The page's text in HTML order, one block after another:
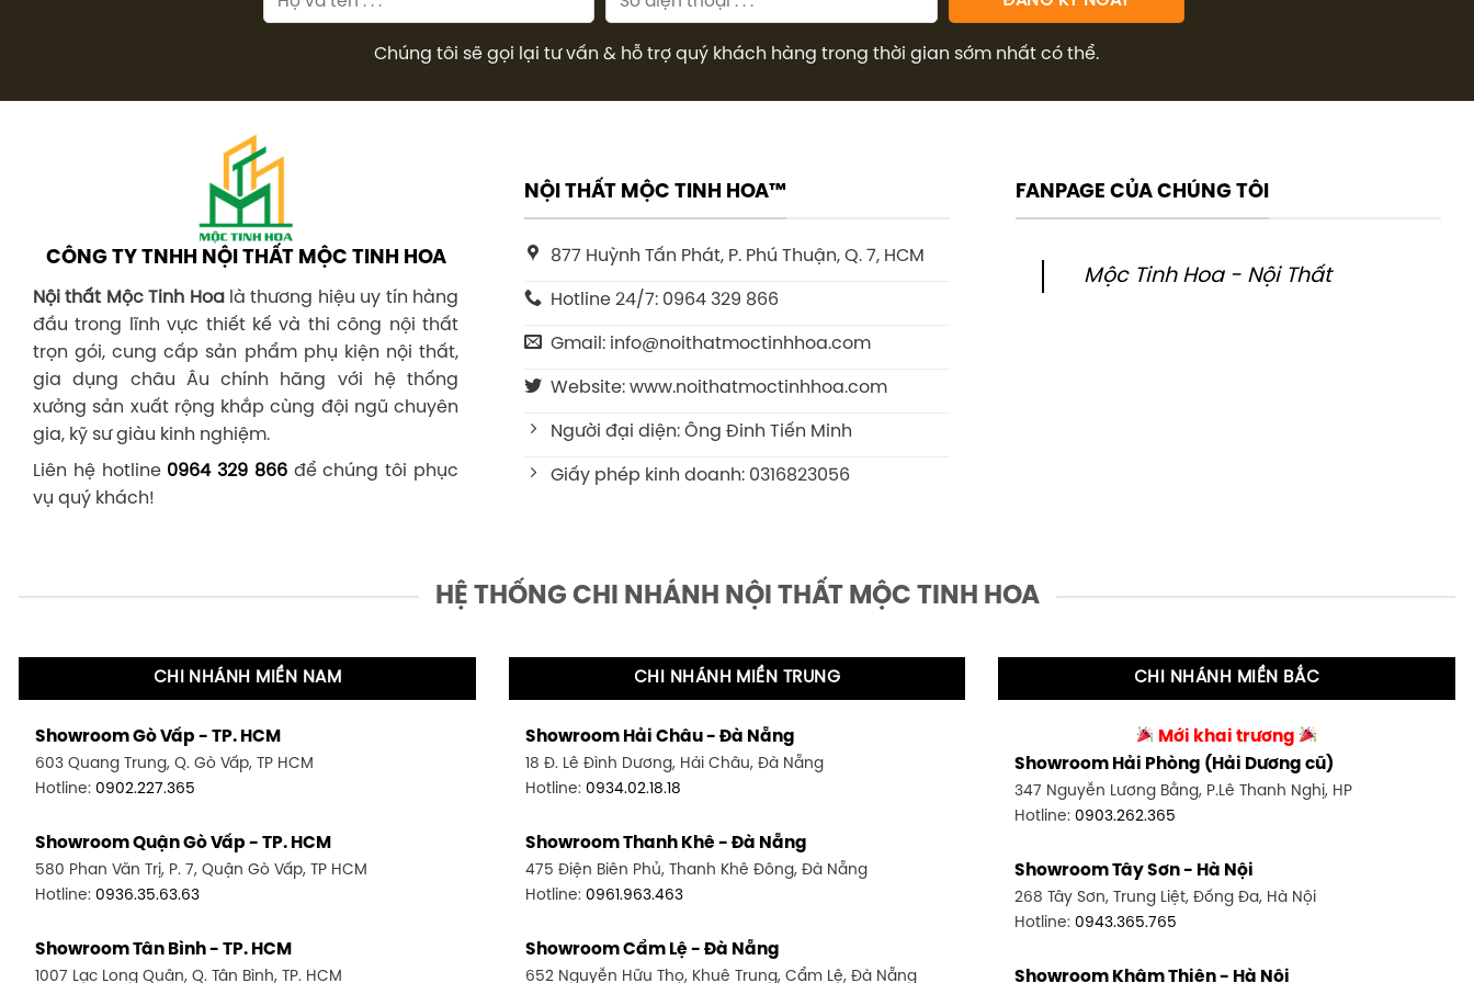
Chúng tôi sẽ gọi lại tư vấn & hỗ trợ quý khách hàng trong thời gian sớm nhất có thể.
CÔNG TY TNHH NỘI THẤT MỘC TINH HOA
Nội thất Mộc Tinh Hoalà thương hiệu uy tín hàng
đầu trong lĩnh vực thiết kế và thi công nội thất
trọn gói, cung cấp sản phẩm phụ kiện nội thất,
gia dụng châu Âu chính hãng với hệ thống
xưởng sản xuất rộng khắp cùng đội ngũ chuyên
gia, kỹ sư giàu kinh nghiệm.
Liên hệ hotline 0964 329 866để chúng tôi phục
vụ quý khách!
NỘI THẤT MỘC TINH HOA™
877 Huỳnh Tấn Phát, P. Phú Thuận, Q. 7, HCM
Hotline 24/7: 0964 329 866
Gmail: info@noithatmoctinhhoa.com
Website: www.noithatmoctinhhoa.com
Người đại diện: Ông Đinh Tiến Minh
Giấy phép kinh doanh: 0316823056
FANPAGE CỦA CHÚNG TÔI
Mộc Tinh Hoa - Nội Thất
HỆ THỐNG CHI NHÁNH NỘI THẤT MỘC TINH HOA
CHI NHÁNH MIỀN NAM
Showroom Gò Vấp - TP. HCM
603 Quang Trung, Q. Gò Vấp, TP HCM
Hotline: 0902.227.365
Showroom Quận Gò Vấp - TP. HCM
580 Phan Văn Trị, P. 7, Quận Gò Vấp, TP HCM
Hotline: 0936.35.63.63
Showroom Tân Bình - TP. HCM
1007 Lạc Long Quân, Q. Tân Bình, TP. HCM
CHI NHÁNH MIỀN TRUNG
Showroom Hải Châu - Đà Nẵng
18 Đ. Lê Đình Dương, Hải Châu, Đà Nẵng
Hotline: 0934.02.18.18
Showroom Thanh Khê - Đà Nẵng
475 Điện Biên Phủ, Thanh Khê Đông, Đà Nẵng
Hotline: 0961.963.463
Showroom Cẩm Lệ - Đà Nẵng
652 Nguyễn Hữu Thọ, Khuê Trung, Cẩm Lệ, Đà Nẵng
CHI NHÁNH MIỀN BẮC
Mới khai trương
Showroom Hải Phòng (Hải Dương cũ)
347 Nguyễn Lương Bằng, P.Lê Thanh Nghị, HP
Hotline:0903.262.365
Showroom Tây Sơn - Hà Nội
268 Tây Sơn, Trung Liệt, Đống Đa, Hà Nội
Hotline:0943.365.765
Showroom Khâm Thiên - Hà Nội